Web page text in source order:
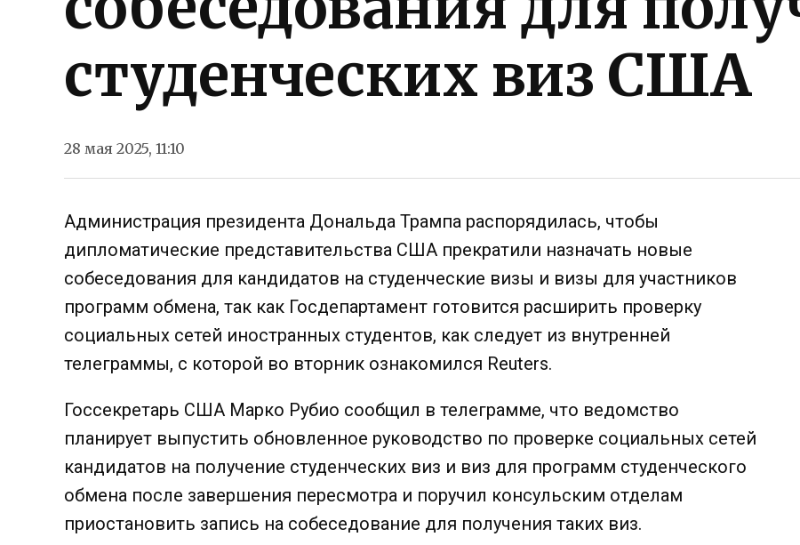
студенческих виз США
28 мая 2025, 11:10
Администрация президента Дональда Трампа распорядилась, чтобы
дипломатические представительства США прекратили назначать новые
собеседования для кандидатов на студенческие визы и визы для участников
программ обмена, так как Госдепартамент готовится расширить проверку
социальных сетей иностранных студентов, как следует из внутренней
телеграммы, с которой во вторник ознакомился Reuters.
Госсекретарь США Марко Рубио сообщил в телеграмме, что ведомство
планирует выпустить обновленное руководство по проверке социальных сетей
кандидатов на получение студенческих виз и виз для программ студенческого
обмена после завершения пересмотра и поручил консульским отделам
приостановить запись на собеседование для получения таких виз.